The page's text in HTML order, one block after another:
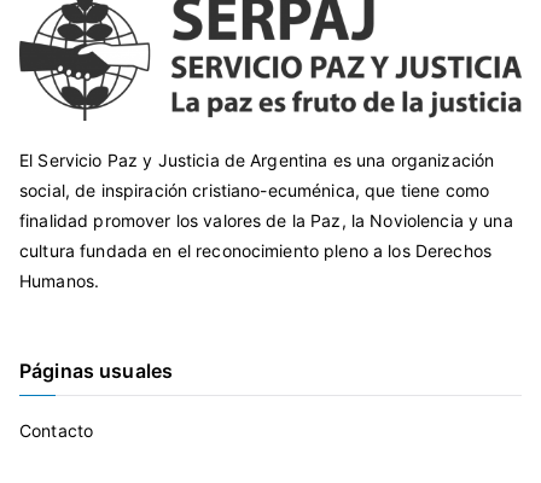
El Servicio Paz y Justicia de Argentina es una organización
social, de inspiración cristiano-ecuménica, que tiene como
finalidad promover los valores de la Paz, la Noviolencia y una
cultura fundada en el reconocimiento pleno a los Derechos
Humanos.
Páginas usuales
Contacto